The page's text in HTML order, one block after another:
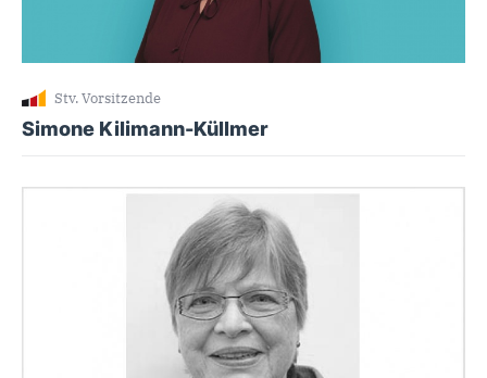
Stv. Vorsitzende
Simone Kilimann-Küllmer